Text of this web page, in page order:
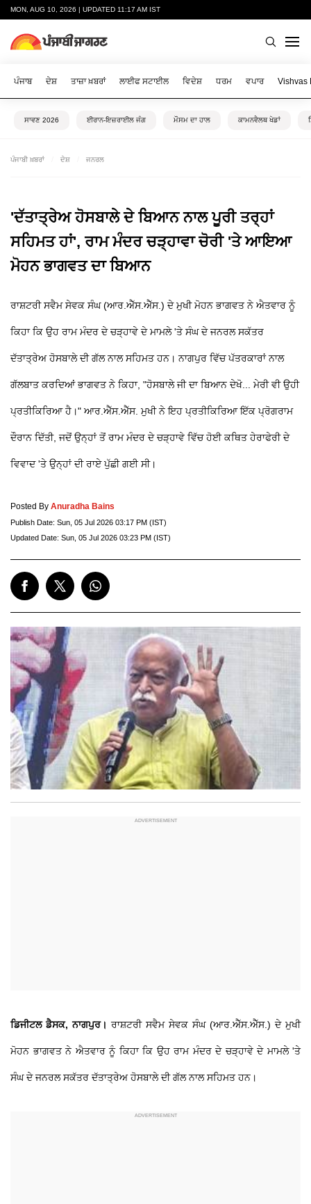
MON, AUG 10, 2026 | UPDATED 11:17 AM IST
ਪੰਜਾਬ ਦੇਸ਼ ਤਾਜ਼ਾ ਖ਼ਬਰਾਂ ਲਾਈਫ ਸਟਾਈਲ ਵਿਦੇਸ਼ ਧਰਮ ਵਪਾਰ Vishvas
ਸਾਵਣ 2026 ਈਰਾਨ-ਇਜ਼ਰਾਈਲ ਜੰਗ ਮੌਸਮ ਦਾ ਹਾਲ ਕਾਮਨਵੈਲਥ ਖੇਡਾਂ
ਪੰਜਾਬੀ ਖ਼ਬਰਾਂ ਦੇਸ਼ ਜਨਰਲ
'ਦੱਤਾਤ੍ਰੇਅ ਹੋਸਬਾਲੇ ਦੇ ਬਿਆਨ ਨਾਲ ਪੂਰੀ ਤਰ੍ਹਾਂ
ਸਹਿਮਤ ਹਾਂ', ਰਾਮ ਮੰਦਰ ਚੜ੍ਹਾਵਾ ਚੋਰੀ 'ਤੇ ਆਇਆ
ਮੋਹਨ ਭਾਗਵਤ ਦਾ ਬਿਆਨ
ਰਾਸ਼ਟਰੀ ਸਵੈਮ ਸੇਵਕ ਸੰਘ (ਆਰ.ਐੱਸ.ਐੱਸ.) ਦੇ ਮੁਖੀ ਮੋਹਨ ਭਾਗਵਤ ਨੇ ਐਤਵਾਰ ਨੂੰ
ਕਿਹਾ ਕਿ ਉਹ ਰਾਮ ਮੰਦਰ ਦੇ ਚੜ੍ਹਾਵੇ ਦੇ ਮਾਮਲੇ 'ਤੇ ਸੰਘ ਦੇ ਜਨਰਲ ਸਕੱਤਰ
ਦੱਤਾਤ੍ਰੇਅ ਹੋਸਬਾਲੇ ਦੀ ਗੱਲ ਨਾਲ ਸਹਿਮਤ ਹਨ। ਨਾਗਪੁਰ ਵਿੱਚ ਪੱਤਰਕਾਰਾਂ ਨਾਲ
ਗੱਲਬਾਤ ਕਰਦਿਆਂ ਭਾਗਵਤ ਨੇ ਕਿਹਾ, "ਹੋਸਬਾਲੇ ਜੀ ਦਾ ਬਿਆਨ ਦੇਖੋ... ਮੇਰੀ ਵੀ ਉਹੀ
ਪ੍ਰਤੀਕਿਰਿਆ ਹੈ।" ਆਰ.ਐੱਸ.ਐੱਸ. ਮੁਖੀ ਨੇ ਇਹ ਪ੍ਰਤੀਕਿਰਿਆ ਇੱਕ ਪ੍ਰੋਗਰਾਮ
ਦੌਰਾਨ ਦਿੱਤੀ, ਜਦੋਂ ਉਨ੍ਹਾਂ ਤੋਂ ਰਾਮ ਮੰਦਰ ਦੇ ਚੜ੍ਹਾਵੇ ਵਿੱਚ ਹੋਈ ਕਥਿਤ ਹੇਰਾਫੇਰੀ ਦੇ
ਵਿਵਾਦ 'ਤੇ ਉਨ੍ਹਾਂ ਦੀ ਰਾਏ ਪੁੱਛੀ ਗਈ ਸੀ।
Posted By Anuradha Bains
Publish Date: Sun, 05 Jul 2026 03:17 PM (IST)
Updated Date: Sun, 05 Jul 2026 03:23 PM (IST)
ਡਿਜੀਟਲ ਡੈਸਕ, ਨਾਗਪੁਰ। ਰਾਸ਼ਟਰੀ ਸਵੈਮ ਸੇਵਕ ਸੰਘ (ਆਰ.ਐੱਸ.ਐੱਸ.) ਦੇ ਮੁਖੀ
ਮੋਹਨ ਭਾਗਵਤ ਨੇ ਐਤਵਾਰ ਨੂੰ ਕਿਹਾ ਕਿ ਉਹ ਰਾਮ ਮੰਦਰ ਦੇ ਚੜ੍ਹਾਵੇ ਦੇ ਮਾਮਲੇ 'ਤੇ
ਸੰਘ ਦੇ ਜਨਰਲ ਸਕੱਤਰ ਦੱਤਾਤ੍ਰੇਅ ਹੋਸਬਾਲੇ ਦੀ ਗੱਲ ਨਾਲ ਸਹਿਮਤ ਹਨ।